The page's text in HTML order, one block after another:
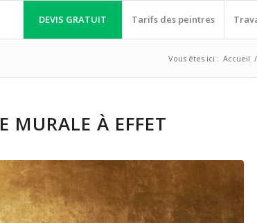
DEVIS GRATUIT Tarifs des peintres
Vous êtes ici : Accueil /
MURALE À EFFET